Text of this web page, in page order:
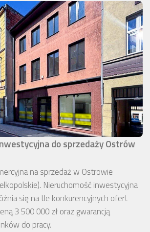
do sprzedaży Ostrów
na sprzedaż w Ostrowie
Nieruchomość inwestycyjna
się na tle konkurencyjnych ofert
3 500 000 zł oraz gwarancją
do pracy.